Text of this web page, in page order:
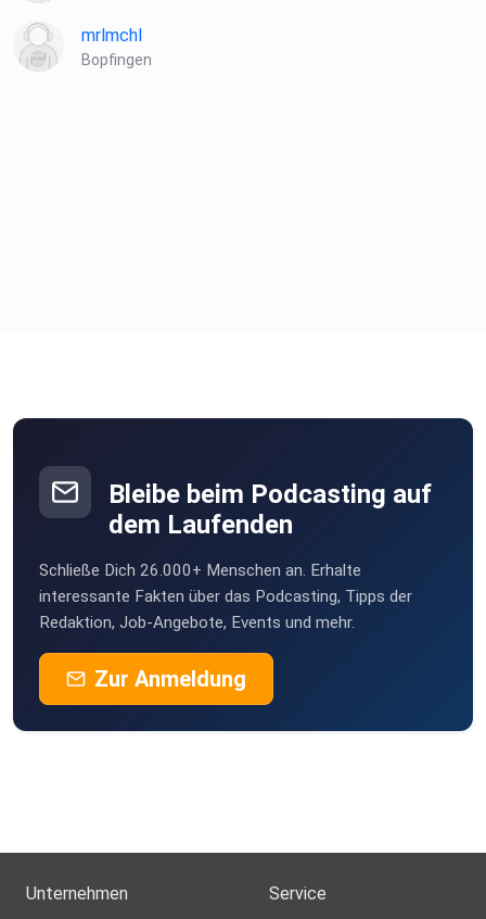
mrlmchl
Bopfingen
Bleibe beim Podcasting auf
dem Laufenden
Schließe Dich 26.000+ Menschen an. Erhalte
interessante Fakten über das Podcasting, Tipps der
Redaktion, Job-Angebote, Events und mehr.
Zur Anmeldung
Unternehmen Service